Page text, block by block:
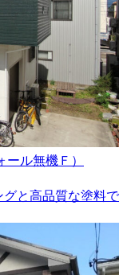
ル無機Ｆ）
と高品質な塗料で